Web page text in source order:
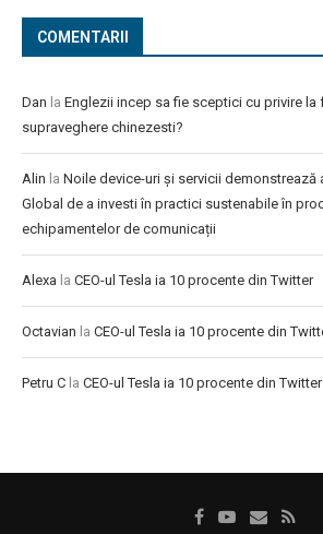
COMENTARII
Dan la Englezii incep sa fie sceptici cu privire
supraveghere chinezesti?
Alin la Noile device-uri și servicii demonstrează
Global de a investi în practici sustenabile în
echipamentelor de comunicații
Alexa la CEO-ul Tesla ia 10 procente din Twitter
Octavian la CEO-ul Tesla ia 10 procente din
Petru C la CEO-ul Tesla ia 10 procente din Twitter